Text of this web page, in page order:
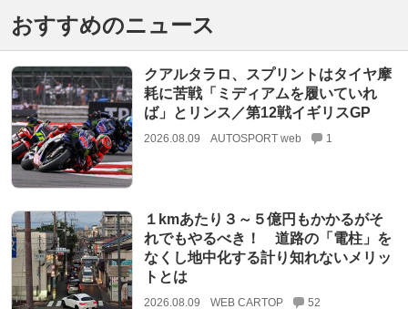
おすすめのニュース
クアルタラロ、スプリントはタイヤ摩
耗に苦戦「ミディアムを履いていれ
ば」とリンス／第12戦イギリスGP
2026.08.09 AUTOSPORT web 1
１kmあたり３～５億円もかかるがそ
れでもやるべき！ 道路の「電柱」を
なくし地中化する計り知れないメリッ
トとは
2026.08.09 WEB CARTOP 52